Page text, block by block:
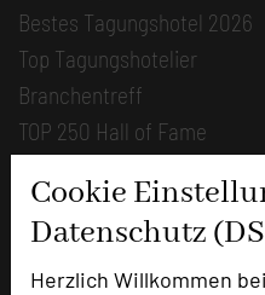
Cookie
Datenschutz
Herzlich Willkommen bei
Bestes Tagungshotel 2026
Top Tagungshotelier
Branchentreff
TOP 250 Hall of Fame
Alle Informationen
Beliebte Suchlisten